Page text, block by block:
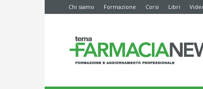
Chi siamo Formazione Corsi Libri
News